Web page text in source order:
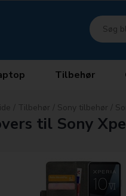
Tilbehør
/ Tilbehør / Sony tilbehør /
til Sony